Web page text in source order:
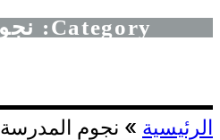
Category: نجوم المدرسة
الرئيسية » نجوم المدرسة